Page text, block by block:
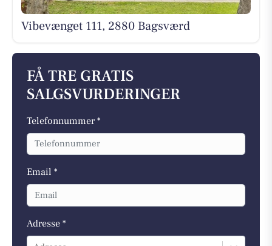
Vibevænget 111, 2880 Bagsværd
FÅ TRE GRATIS
SALGSVURDERINGER
Telefonnummer *
Email *
Adresse *